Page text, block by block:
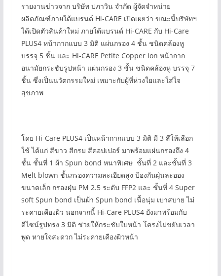
รายงานข่าวจาก บริษัท ปภาวิน จำกัด ผู้จัดจำหน่าย
ผลิตภัณฑ์ภายใต้แบรนด์ Hi-CARE เปิดเผยว่า ขณะนี้บริษัทฯ
ได้เปิดตัวสินค้าใหม่ ภายใต้แบรนด์ Hi-CARE กับ Hi-Care
PLUS4 หน้ากากแบบ 3 มิติ แผ่นกรอง 4 ชั้น ชนิดคล้องหู
บรรจุ 5 ชิ้น และ Hi-CARE Petite Copper Ion หน้ากาก
อนามัยกระชับรูปหน้า แผ่นกรอง 3 ชั้น ชนิดคล้องหู บรรจุ 7
ชิ้น ซึ่งเป็นนวัตกรรมใหม่ เหมาะกับผู้ที่ห่วงใยและใส่ใจ
สุขภาพ
โดย Hi-Care PLUS4 เป็นหน้ากากแบบ 3 มิติ มี 3 สีให้เลือก
ใช้ ได้แก่ สีขาว สีกรม สีคอปเปอร์ มาพร้อมแผ่นกรองถึง 4
ชั้น ชั้นที่ 1 ผ้า Spun bond หนาพิเศษ ชั้นที่ 2 และชั้นที่ 3
Melt blown ชั้นกรองความละเอียดสูง ป้องกันฝุ่นละออง
ขนาดเล็ก กรองฝุ่น PM 2.5 ระดับ FFP2 และ ชั้นที่ 4 Super
soft Spun bond เป็นผ้า Spun bond เนื้อนุ่ม เบาสบาย ไม่
ระคายเคืองผิว นอกจากนี้ Hi-Care PLUS4 ยังมาพร้อมกับ
ดีไซน์รูปทรง 3 มิติ ช่วยให้กระชับใบหน้า โครงไม่ขยับเวลา
พูด หายใจสะดวก ไม่ระคายเคืองผิวหน้า